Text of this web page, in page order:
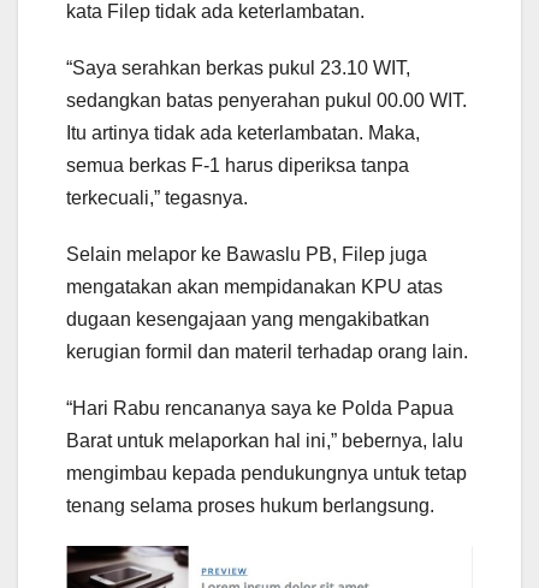
kata Filep tidak ada keterlambatan.
“Saya serahkan berkas pukul 23.10 WIT,
sedangkan batas penyerahan pukul 00.00 WIT.
Itu artinya tidak ada keterlambatan. Maka,
semua berkas F-1 harus diperiksa tanpa
terkecuali,” tegasnya.
Selain melapor ke Bawaslu PB, Filep juga
mengatakan akan mempidanakan KPU atas
dugaan kesengajaan yang mengakibatkan
kerugian formil dan materil terhadap orang lain.
“Hari Rabu rencananya saya ke Polda Papua
Barat untuk melaporkan hal ini,” bebernya, lalu
mengimbau kepada pendukungnya untuk tetap
tenang selama proses hukum berlangsung.